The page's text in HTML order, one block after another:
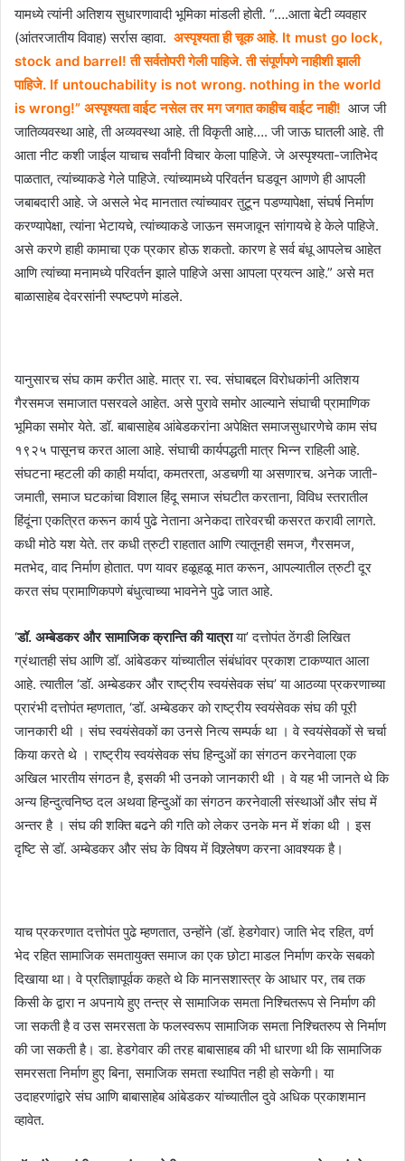
यामध्ये त्यांनी अतिशय सुधारणावादी भूमिका मांडली होती. “….आता बेटी व्यवहार
(आंतरजातीय विवाह) सर्रास व्हावा. अस्पृश्यता ही चूक आहे. It must go lock,
stock and barrel! ती सर्वतोपरी गेली पाहिजे. ती संपूर्णपणे नाहीशी झाली
पाहिजे. If untouchability is not wrong. nothing in the world
is wrong!” अस्पृश्यता वाईट नसेल तर मग जगात काहीच वाईट नाही! आज जी
जातिव्यवस्था आहे, ती अव्यवस्था आहे. ती विकृती आहे…. जी जाऊ घातली आहे. ती
आता नीट कशी जाईल याचाच सर्वांनी विचार केला पाहिजे. जे अस्पृश्यता-जातिभेद
पाळतात, त्यांच्याकडे गेले पाहिजे. त्यांच्यामध्ये परिवर्तन घडवून आणणे ही आपली
जबाबदारी आहे. जे असले भेद मानतात त्यांच्यावर तुटून पडण्यापेक्षा, संघर्ष निर्माण
करण्यापेक्षा, त्यांना भेटायचे, त्यांच्याकडे जाऊन समजावून सांगायचे हे केले पाहिजे.
असे करणे हाही कामाचा एक प्रकार होऊ शकतो. कारण हे सर्व बंधू आपलेच आहेत
आणि त्यांच्या मनामध्ये परिवर्तन झाले पाहिजे असा आपला प्रयत्न आहे.” असे मत
बाळासाहेब देवरसांनी स्पष्टपणे मांडले.
यानुसारच संघ काम करीत आहे. मात्र रा. स्व. संघाबद्दल विरोधकांनी अतिशय
गैरसमज समाजात पसरवले आहेत. असे पुरावे समोर आल्याने संघाची प्रामाणिक
भूमिका समोर येते. डॉ. बाबासाहेब आंबेडकरांना अपेक्षित समाजसुधारणेचे काम संघ
१९२५ पासूनच करत आला आहे. संघाची कार्यपद्धती मात्र भिन्न राहिली आहे.
संघटना म्हटली की काही मर्यादा, कमतरता, अडचणी या असणारच. अनेक जाती-
जमाती, समाज घटकांचा विशाल हिंदू समाज संघटीत करताना, विविध स्तरातील
हिंदूंना एकत्रित करून कार्य पुढे नेताना अनेकदा तारेवरची कसरत करावी लागते.
कधी मोठे यश येते. तर कधी त्रुटी राहतात आणि त्यातूनही समज, गैरसमज,
मतभेद, वाद निर्माण होतात. पण यावर हळूहळू मात करून, आपल्यातील त्रुटी दूर
करत संघ प्रामाणिकपणे बंधुत्वाच्या भावनेने पुढे जात आहे.
‘डॉ. अम्बेडकर और सामाजिक क्रान्ति की यात्राया’ दत्तोपंत ठेंगडी लिखित
ग्रंथातही संघ आणि डॉ. आंबेडकर यांच्यातील संबंधांवर प्रकाश टाकण्यात आला
आहे. त्यातील ‘डॉ. अम्बेडकर और राष्ट्रीय स्वयंसेवक संघ’ या आठव्या प्रकरणाच्या
प्रारंभी दत्तोपंत म्हणतात, ‘डॉ. अम्बेडकर को राष्ट्रीय स्वयंसेवक संघ की पूरी
जानकारी थी । संघ स्वयंसेवकों का उनसे नित्य सम्पर्क था । वे स्वयंसेवकों से चर्चा
किया करते थे । राष्ट्रीय स्वयंसेवक संघ हिन्दुओं का संगठन करनेवाला एक
अखिल भारतीय संगठन है, इसकी भी उनको जानकारी थी । वे यह भी जानते थे कि
अन्य हिन्दुत्वनिष्ठ दल अथवा हिन्दुओं का संगठन करनेवाली संस्थाओं और संघ में
अन्तर है । संघ की शक्ति बढने की गति को लेकर उनके मन में शंका थी । इस
दृष्टि से डॉ. अम्बेडकर और संघ के विषय में विश्र्लेषण करना आवश्यक है।
याच प्रकरणात दत्तोपंत पुढे म्हणतात, उन्होंने (डॉ. हेडगेवार) जाति भेद रहित, वर्ण
भेद रहित सामाजिक समतायुक्त समाज का एक छोटा माडल निर्माण करके सबको
दिखाया था। वे प्रतिज्ञापूर्वक कहते थे कि मानसशास्त्र के आधार पर, तब तक
किसी के द्वारा न अपनाये हुए तन्त्र से सामाजिक समता निश्चितरूप से निर्माण की
जा सकती है व उस समरसता के फलस्वरूप सामाजिक समता निश्चितरुप से निर्माण
की जा सकती है। डा. हेडगेवार की तरह बाबासाहब की भी धारणा थी कि सामाजिक
समरसता निर्माण हुए बिना, समाजिक समता स्थापित नही हो सकेगी। या
उदाहरणांद्वारे संघ आणि बाबासाहेब आंबेडकर यांच्यातील दुवे अधिक प्रकाशमान
व्हावेत.